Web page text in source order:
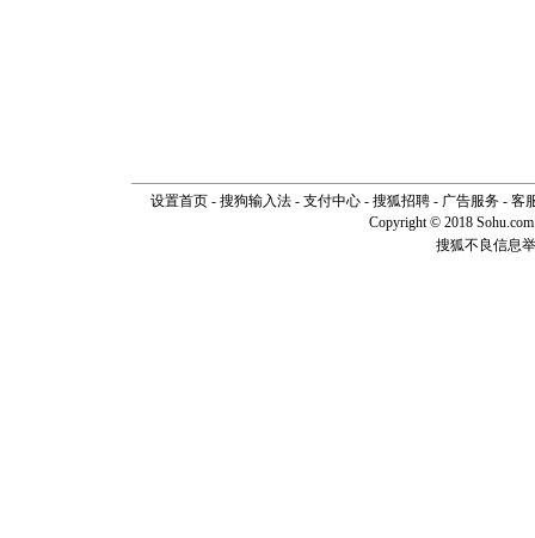
设置首页- 搜狗输入法- 支付中心- 搜狐招聘- 广告服务- 客
Copyright © 2018
搜狐不良信息